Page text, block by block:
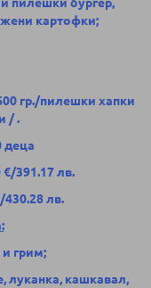
картофки;
гр./пилешки хапки
/.
деца
€/391.17 лв.
430.28 лв.
грим;
луканка, кашкавал,